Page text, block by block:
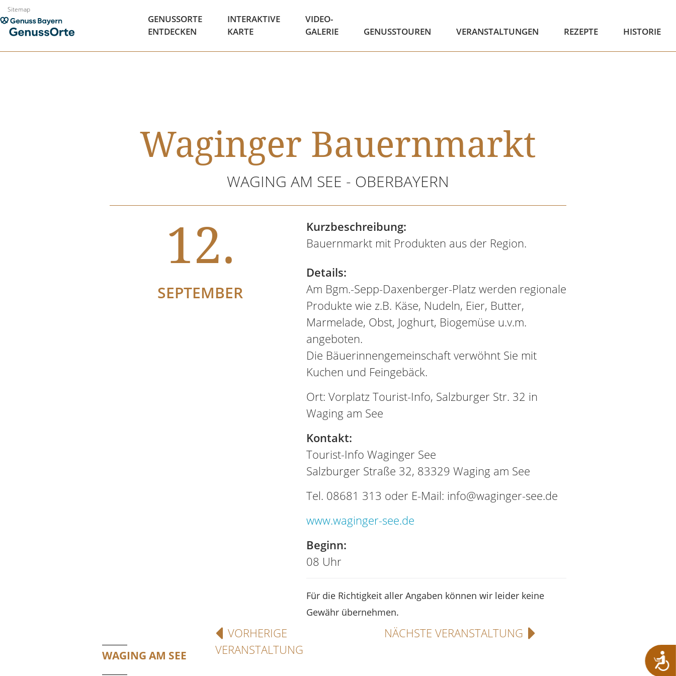
Zum
Inhalt
springen
Sitemap
GENUSSORTE
ENTDECKEN
INTERAKTIVE
KARTE
VIDEO-
GALERIE
GENUSSTOUREN VERANSTALTUNGEN REZEPTE HISTORIE
Waginger Bauernmarkt
WAGING AM SEE - OBERBAYERN
12.
SEPTEMBER
Kurzbeschreibung:
Bauernmarkt mit Produkten aus der Region.
Details:
Am Bgm.-Sepp-Daxenberger-Platz werden regionale
Produkte wie z.B. Käse, Nudeln, Eier, Butter,
Marmelade, Obst, Joghurt, Biogemüse u.v.m.
angeboten.
Die Bäuerinnengemeinschaft verwöhnt Sie mit
Kuchen und Feingebäck.
Ort: Vorplatz Tourist-Info, Salzburger Str. 32 in
Waging am See
Kontakt:
Tourist-Info Waginger See
Salzburger Straße 32, 83329 Waging am See
Tel. 08681 313 oder E-Mail: info@waginger-see.de
www.waginger-see.de
Beginn:
08 Uhr
Für die Richtigkeit aller Angaben können wir leider keine
Gewähr übernehmen.
WAGING AM SEE
VORHERIGE
VERANSTALTUNG
NÄCHSTE VERANSTALTUNG